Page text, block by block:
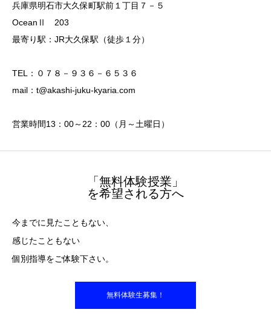
兵庫県明石市大久保町駅前１丁目７－５
OceanⅡ 203
最寄り駅：JR大久保駅（徒歩１分）
TEL：０７８－９３６－６５３６
mail：t@akashi-juku-kyaria.com
営業時間13：00～22：00（月～土曜日）
「無料体験授業」
を希望される方へ
今までに見たこともない、
感じたこともない
個別指導をご体験下さい。
無料体験生募集！